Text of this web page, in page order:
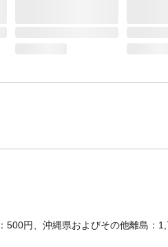
円、沖縄県およびその他離島：